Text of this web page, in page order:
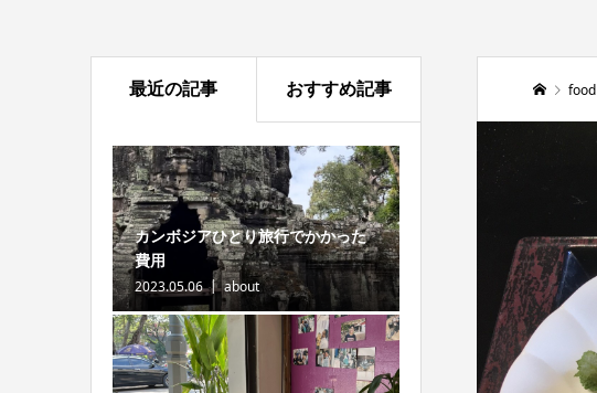
food
最近の記事 おすすめ記事
カンボジアひとり旅行でかかった
費用
2023.05.06 about